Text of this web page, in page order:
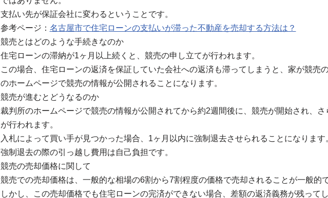
支払い先が保証会社に変わるということです。
参考ページ： 名古屋市で住宅ローンの支払いが滞った不動産を売却する方法は？
競売とはどのような手続きなのか
住宅ローンの滞納が1ヶ月以上続くと、競売の申し立てが行われます。
この場合、住宅ローンの返済を保証していた会社への返済も滞ってしまうと、家が競売
のホームページで競売の情報が公開されることになります。
競売が進むとどうなるのか
裁判所のホームページで競売の情報が公開されてから約2週間後に、競売が開始され、
が行われます。
入札によって買い手が見つかった場合、1ヶ月以内に強制退去させられることになります
強制退去の際の引っ越し費用は自己負担です。
競売の売却価格に関して
競売での売却価格は、一般的な相場の6割から7割程度の価格で売却されることが一般的で
しかし、この売却価格でも住宅ローンの完済ができない場合、差額の返済義務が残ってし